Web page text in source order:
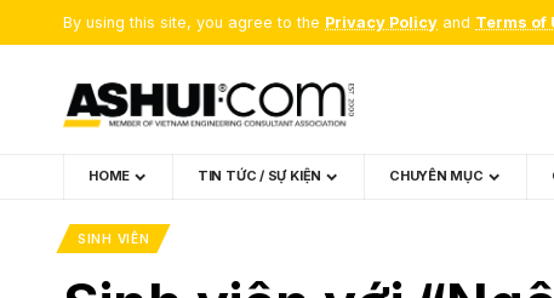
By using this site, you agree to the Privacy Policy and Terms of
HOME TIN TỨC / SỰ KIỆN CHUYÊN MỤC
SINH VIÊN